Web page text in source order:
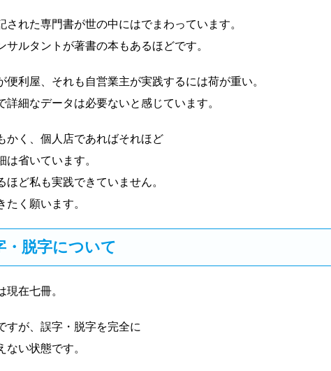
された専門書が世の中にはでまわっています。
サルタントが著書の本もあるほどです。
便利屋、それも自営業主が実践するには荷が重い。
詳細なデータは必要ないと感じています。
かく、個人店であればそれほど
は省いています。
ほど私も実践できていません。
たく願います。
・脱字について
現在七冊。
すが、誤字・脱字を完全に
い状態です。